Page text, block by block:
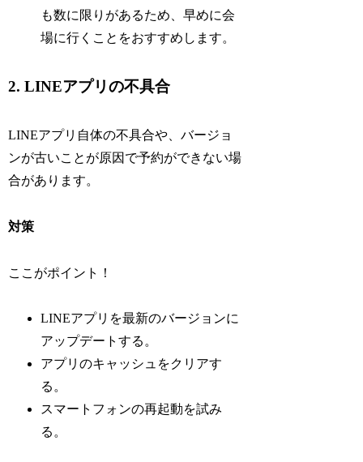
も数に限りがあるため、早めに会
場に行くことをおすすめします。
2. LINEアプリの不具合
LINEアプリ自体の不具合や、バージョ
ンが古いことが原因で予約ができない場
合があります。
対策
ここがポイント！
LINEアプリを最新のバージョンに
アップデートする。
アプリのキャッシュをクリアす
る。
スマートフォンの再起動を試み
る。